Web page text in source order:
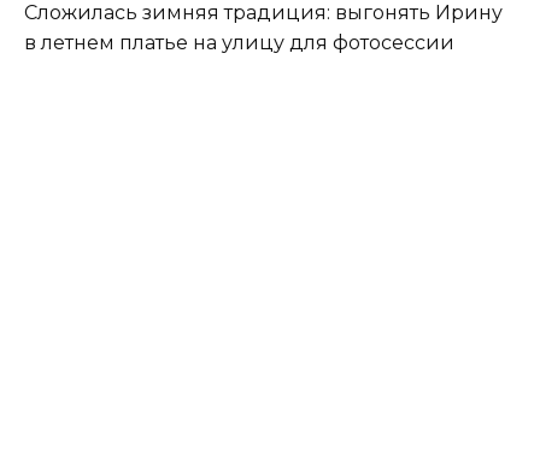
Сложилась зимняя традиция: выгонять Ирину
в летнем платье на улицу для фотосессии